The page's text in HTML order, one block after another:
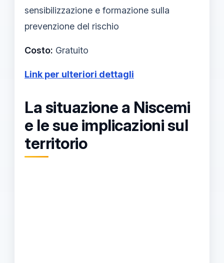
sensibilizzazione e formazione sulla
prevenzione del rischio
Costo: Gratuito
Link per ulteriori dettagli
La situazione a Niscemi
e le sue implicazioni sul
territorio